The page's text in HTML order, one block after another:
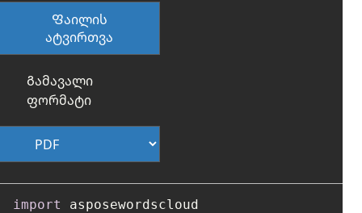
Ფაილის
ატვირთვა
Გამავალი
ფორმატი
import
asposewordscloud